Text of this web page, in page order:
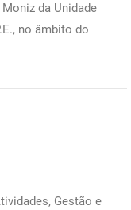
da Unidade
no âmbito do
Gestão e